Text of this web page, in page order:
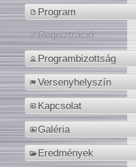
Program
Regisztráció
Programbizottság
Versenyhelyszín
Kapcsolat
Galéria
Eredmények